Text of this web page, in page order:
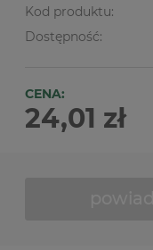
Kod produktu:
Dostępność:
CENA:
24,01 zł